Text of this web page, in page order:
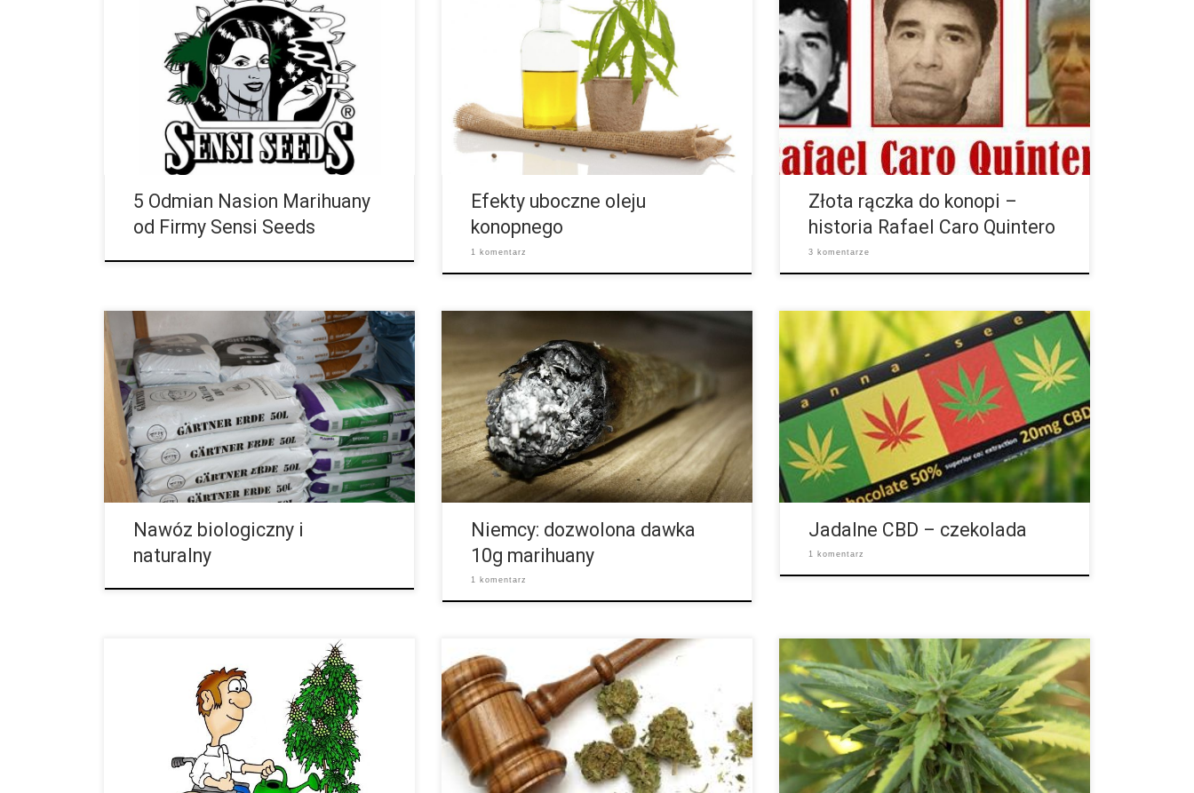
Sensi Seeds to holenderski seedbank, który od wielu
dekad powiększa swój rynek i współpracuje z
wieloma innymi firmami. W ofercie Sensi Seeds
znajdziemy wszystkie odmiany nasion konopi,
począwszy od feminizowanych, poprzez
autofloweringi, aż po medyczną marihuanę. Poniżej
przedstawimy wam 5 przykładowych odmian, które
polecamy. Mother’s Finest Ta odmiana wyróżnia się
krótkim okresem do zakwitu. Po ok. 50-70 dniach ta
hybryda […]
5 Odmian Nasion Marihuany
od Firmy Sensi Seeds
Olej konopny można użyć na wiele sposobów i do
wielu celów. Bardzo łatwo można zrobić z niego
środek nasenny. Ponadto jest to naturalny
rozluźniacz mięśni i środek przeciwbólowy. Jeśli
samemu robimy olej z konopi, to trudno będzie
określić poziom zawartego THC, które, jak wiadomo,
działa odurzająco, przez co mamy tzw. haj. Z reguły
nie istnieje coś takiego jak przedawkowanie w […]
Efekty uboczne oleju
konopnego
1 komentarz
Ten mężczyzna wykazał się szczególną zdolnością
do pierwszego w Meksyku handlu narkotykami, na
którym zarobił miliardy. Jednak okazało się, że
Rafael Caro Quintero poszedł za daleko. Po
morderstwie jednego z agentów amerykańska policja
rozpoczęła polowanie. Handel narkotykowy poznał
on już w swoich młodzieńczych latach. Quintero
urodził się w 1952 roku w Badiraguato między
niekończącymi się wzgórzami Sierra Madre – tam, […]
Złota rączka do konopi –
historia Rafael Caro Quintero
3 komentarze
Nawóz biologiczny lub naturalny to nie tylko odchody
zwierząt. Również z roślin i ich resztek można
uzyskać nawóz do nawożenia roślin. Najlepszym na
to przykładem jest kompost. Takie nawozy mogą
być, w zależności od producenta, różnej jakości.
Niektóre mogą strasznie śmierdzieć, dlatego przed
użyciem najlepiej jest kilka nawozów ze sobą
porównać. Jedni uważają, że dzięki takim nawozom
poprawia się smak […]
Nawóz biologiczny i
naturalny
Od 1 stycznia w jednym z niemieckich Landów
złagodzono przepisy. Dotychczas dozwolona była
dawka 6g cannabisu, jaką można posiadać do
własnego użytku. Od 1 stycznia 2017 roku weszło
nowe prawo w życie, które pozwala na posiadanie
10g. Jest to w Niemczech odbierane jako pierwszy
ważny krok w kierunku całkowitej dekryminalizacji
marihuany. Dotychczas takiego kroku nie podjął się
żaden inny ze […]
Niemcy: dozwolona dawka
10g marihuany
1 komentarz
Jak wiemy, CBD jest zalecane w leczeni wielu chorób
i schorzeń, takich jak różne bóle, depresje,
nowotwory i wiele innych. CBD dostępne jest już w
różnej postaci, np. jako olejek, maść czy różne trunki.
Istnieje także już mleczna czekolada z dodatkiem
CBD. Wyprodukowana przez Manufakturę
Czekoladową w Austrii Canna-Seed. Czekolada ma
35g wagi z czego 50% jej zawartości to kakao […]
Jadalne CBD – czekolada
1 komentarz
Po tym, jak pierwszy pacjent w Niemczech pod
koniec września 2016 roku otrzymał od Ministerstwa
pierwsze pozwolenie na uprawę medycznej
marihuany do własnego użytku, chory na
stwardnienie rozsiane Michael F. właśnie zebrał
swoje pierwsze plony. Według bloga Sensi Seeds 54-
latek z Mannheim zebrał 240g marihuany odmiany
Jorge’s Diamond #1. Pacjent podał, że ta odmiana
Niestety, albo stety, na świecie dzieje się jeszcze
gorzej niż w Polsce jeśli chodzi o marihuanę. Dotarły
do nas straszne wiadomości z Singapuru. 38-letni
mężczyzna z Nigerii, który w 2005 roku
przeprowadził się do Singapuru, aby zacząć tam
karierę footballową, w listopadzie został na
polecenie władz skazany na pozbawienie życia przez
powieszenie. Jak podaje południowoafrykański
Marihuana to niebezpieczny narkotyk czy łagodzący
ból lek? Po raz pierwszy w Niemczech pacjent zdany
na leczenie marihuaną może uprawiać ją w domu.
Narodowy Instytut Leków i Produktów Medycznych
zezwolił 53-latkowi na uprawę w swojej łazience
maksymalnie 130 roślin na rok do własnego użytku.
Pacjent ten choruje na stwardnienie rozsiane.
Początkowo wniosek tego mężczyzny odrzucono. W